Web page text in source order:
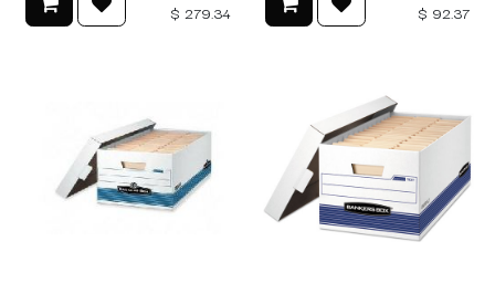
$ 279.34 $ 92.37